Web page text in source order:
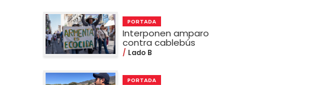
PORTADA
Interponen amparo
contra cablebús
Lado B
PORTADA